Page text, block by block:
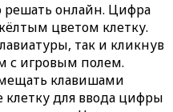
решать онлайн. Цифра
цветом клетку.
так и кликнув
с игровым полем.
клавишами
клетку для ввода цифры